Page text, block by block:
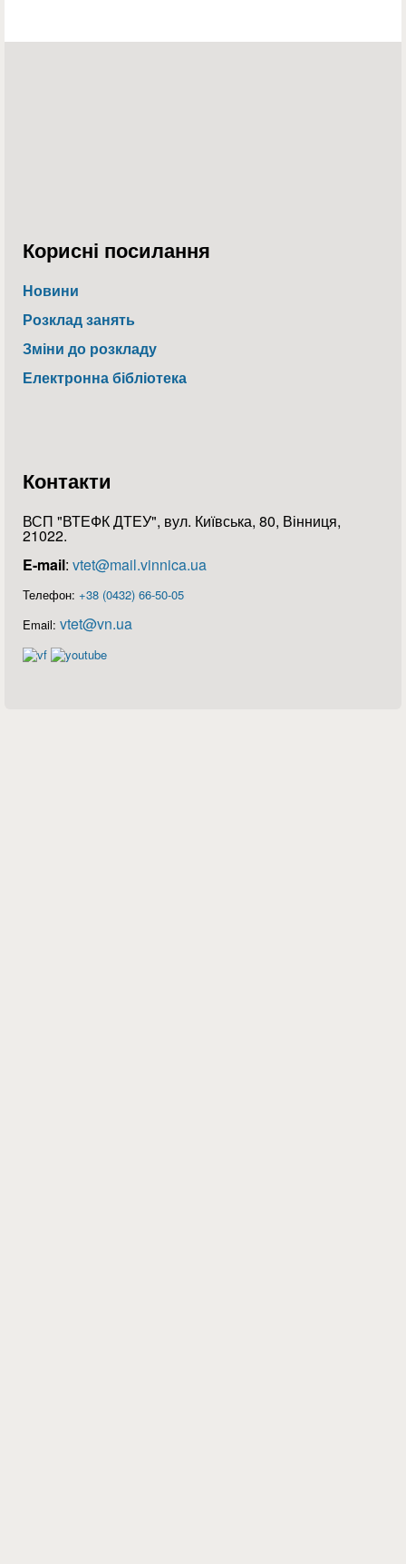
Корисні посилання
Новини
Розклад занять
Зміни до розкладу
Електронна бібліотека
Контакти
ВСП "ВТЕФК ДТЕУ", вул. Київська, 80, Вінниця,
21022.
E-mail: vtet@mail.vinnica.ua
Телефон: +38 (0432) 66-50-05
Email: vtet@vn.ua